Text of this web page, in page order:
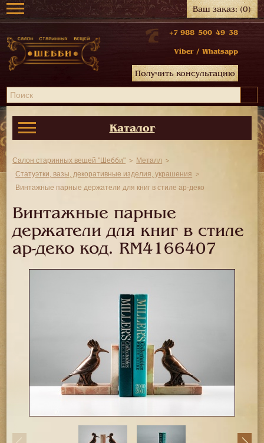
Ваш заказ:(0)
+7 988 500 49 38
Viber / Whatsapp
Получить консультацию
Каталог
Салон старинных вещей "Шебби"
Металл
Статуэтки, вазы, декоративные изделия, украшения
Винтажные парные держатели для книг в стиле ар-деко
Винтажные парные
держатели для книг в стиле
ар-деко код. RM4166407